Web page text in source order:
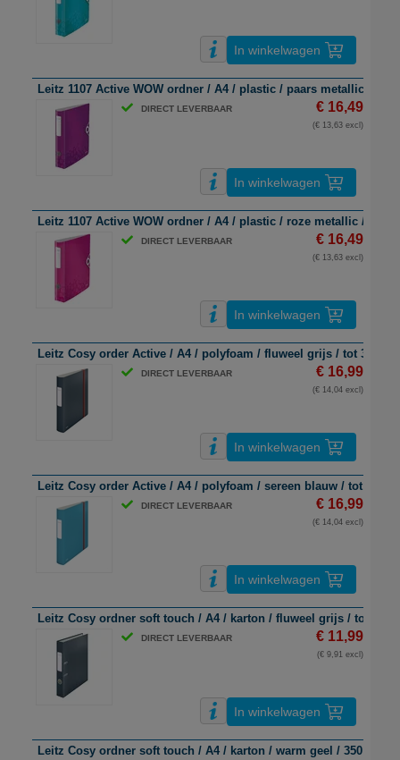
In winkelwagen
Leitz 1107 Active WOW ordner / A4 / plastic / paars metallic /
DIRECT LEVERBAAR € 16,49
(€ 13,63 excl)
In winkelwagen
Leitz 1107 Active WOW ordner / A4 / plastic / roze metallic /
DIRECT LEVERBAAR € 16,49
(€ 13,63 excl)
In winkelwagen
Leitz Cosy order Active / A4 / polyfoam / fluweel grijs / tot 350 vel
DIRECT LEVERBAAR € 16,99
(€ 14,04 excl)
In winkelwagen
Leitz Cosy order Active / A4 / polyfoam / sereen blauw / tot 350
DIRECT LEVERBAAR € 16,99
(€ 14,04 excl)
In winkelwagen
Leitz Cosy ordner soft touch / A4 / karton / fluweel grijs / tot 350
DIRECT LEVERBAAR € 11,99
(€ 9,91 excl)
In winkelwagen
Leitz Cosy ordner soft touch / A4 / karton / warm geel / 350 vel